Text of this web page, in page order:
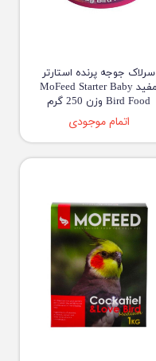
سرلاک جوجه پرنده استارتر
مفید MoFeed Starter Baby
Bird Food وزن 250 گرم
اتمام موجودی